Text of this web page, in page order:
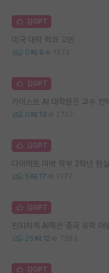
김GPT
미국 대학 학과 고민
0 9 1373
김GPT
카이스트 AI 대학원은 교수 컨
0 13 2727
김GPT
다이렉트 미박 학부 3학년 현
5 17 7177
김GPT
진지하게 AI쪽은 중국 유학 어
25 12 7293
김GPT